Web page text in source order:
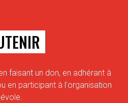
faisant un don, en adhérant à
en participant à l'organisation